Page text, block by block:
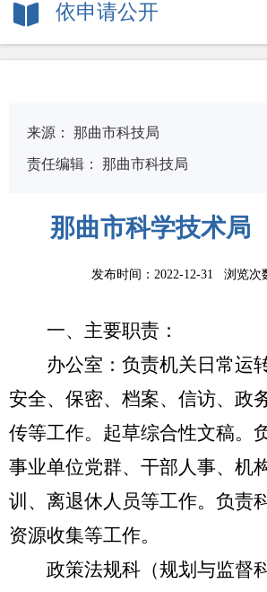
政府常务会议
依申请公开
来源： 那曲市科技局
责任编辑： 那曲市科技局
那曲市科学技术局
发布时间：2022-12-31 浏览次
一、主要职责：
办公室： 负责机关日常运
安全、保密、档案、 信访、政
传等工作。起草综合性文稿。
事业单位党群、干部人事、机
训、离退休人员等工作。负责
资源收集等工作。
政策法规科（规划与监督